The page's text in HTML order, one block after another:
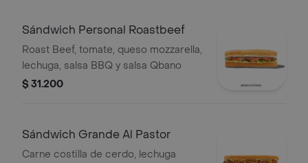
Sándwich Personal Roastbeef
Roast Beef, tomate, queso mozzarella,
lechuga, salsa BBQ y salsa Qbano
$ 31.200
Sándwich Grande Al Pastor
Carne costilla de cerdo, lechuga